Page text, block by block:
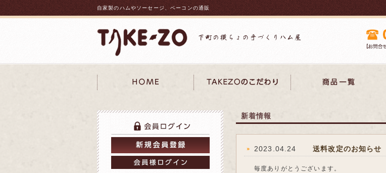
自家製のハムやソーセージ、ベーコンの通販
新着情報
2023.04.24 送料改定のお知らせ
毎度ありがとうございます。